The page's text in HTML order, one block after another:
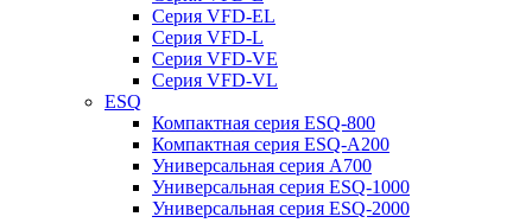
Серия VFD-EL
Серия VFD-L
Серия VFD-VE
Серия VFD-VL
ESQ
Компактная серия ESQ-800
Компактная серия ESQ-А200
Универсальная серия A700
Универсальная серия ESQ-1000
Универсальная серия ESQ-2000